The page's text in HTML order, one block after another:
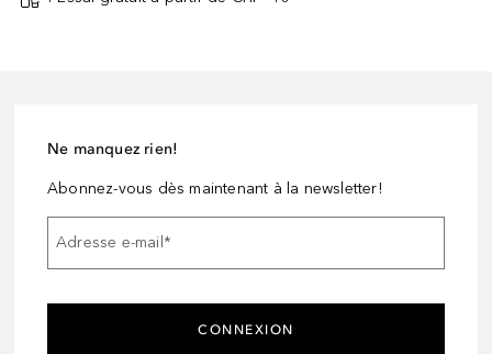
Ne manquez rien!
Abonnez-vous dès maintenant à la newsletter!
Adresse e-mail*
CONNEXION